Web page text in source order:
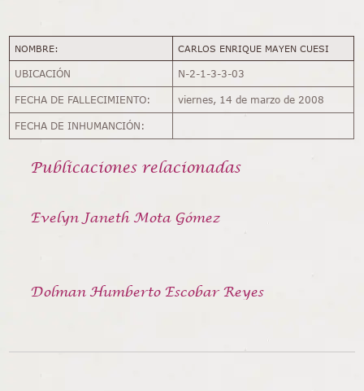
NOMBRE: CARLOS ENRIQUE MAYEN CUESI
UBICACIÓN N-2-1-3-3-03
FECHA DE FALLECIMIENTO: viernes, 14 de marzo de 2008
FECHA DE INHUMANCIÓN:
Publicaciones relacionadas
Evelyn Janeth Mota Gómez
Dolman Humberto Escobar Reyes